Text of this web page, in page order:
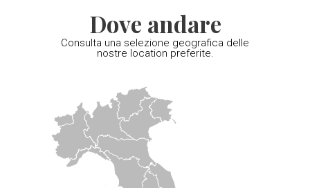
Dove andare
Consulta una selezione geografica delle
nostre location preferite.